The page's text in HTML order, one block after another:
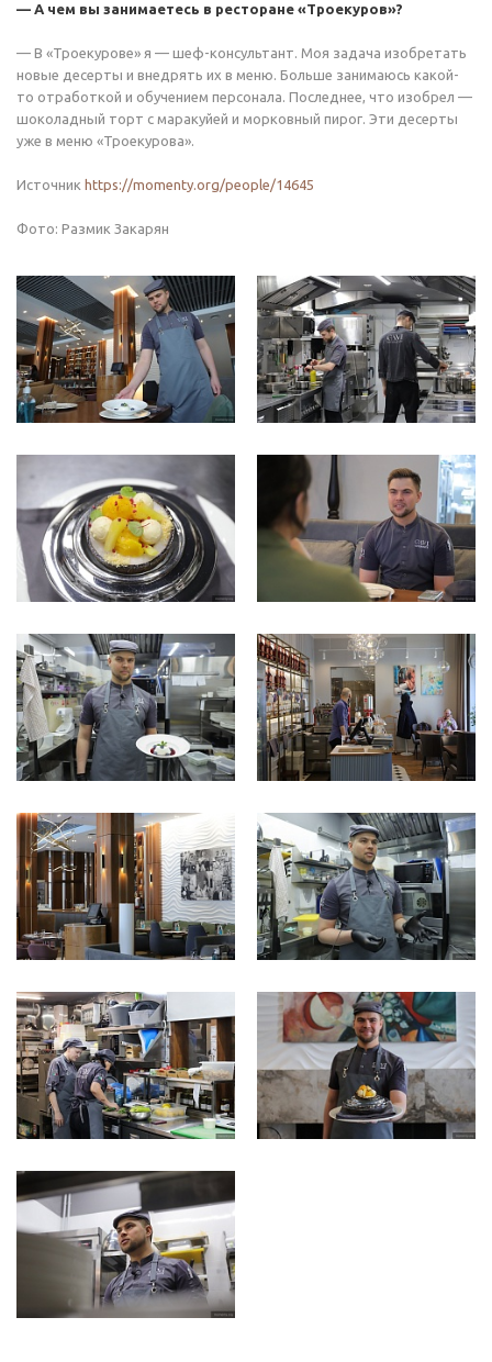
— А чем вы занимаетесь в ресторане «Троекуров»?
— В «Троекурове» я — шеф-консультант. Моя задача изобретать
новые десерты и внедрять их в меню. Больше занимаюсь какой-
то отработкой и обучением персонала. Последнее, что изобрел —
шоколадный торт с маракуйей и морковный пирог. Эти десерты
уже в меню «Троекурова».
Источник https://momenty.org/people/14645
Фото: Размик Закарян